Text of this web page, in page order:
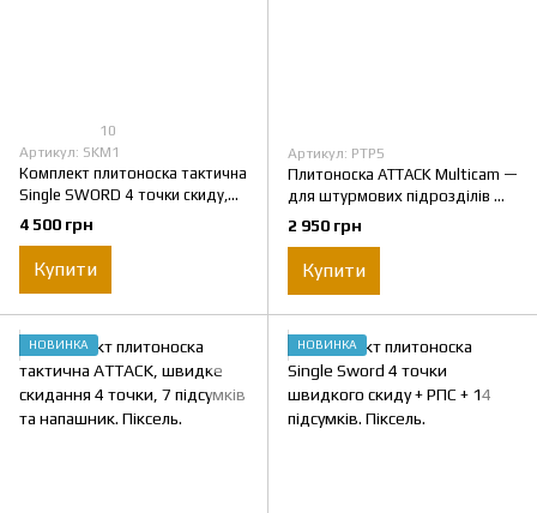
10
Артикул: SKM1
Комплект плитоноска тактична
Single SWORD 4 точки скиду,
рюкзак, напашник + 8 підсумків.
4 500 грн
Купити
Артикул: PTP5
Плитоноска ATTACK Multicam —
для штурмових підрозділів —
Cordura 1000D, 7 підсумків,
напашник
2 950 грн
Купити
НОВИНКА НОВИНКА